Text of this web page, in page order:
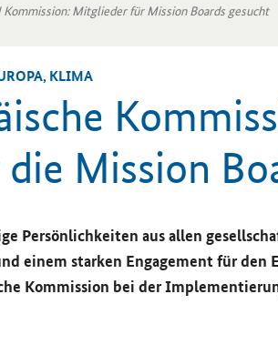
Kommission: Mitglieder für Mission Boards gesucht
KLIMA
Mission
Per­sön­lich­kei­ten aus allen
einem star­ken En­ga­ge­ment für den
Kom­mis­si­on bei der